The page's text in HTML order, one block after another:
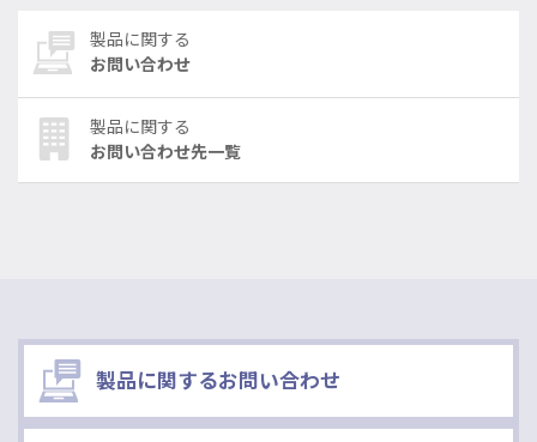
製品に関する
お問い合わせ
製品に関する
お問い合わせ先一覧
製品に関するお問い合わせ